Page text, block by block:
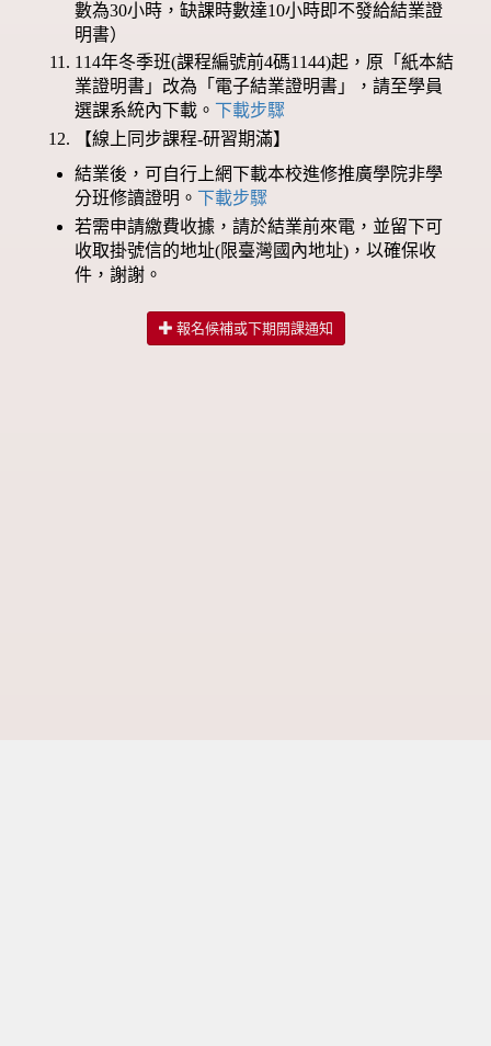
數為30小時，缺課時數達10小時即不發給結業證
明書）
114年冬季班(課程編號前4碼1144)起，原「紙本結
業證明書」改為「電子結業證明書」，請至學員
選課系統內下載。
下載步驟
【線上同步課程-研習期滿】
結業後，可自行上網下載本校進修推廣學院非學
分班修讀證明。
下載步驟
若需申請繳費收據，請於結業前來電，並留下可
收取掛號信的地址(限臺灣國內地址)，以確保收
件，謝謝。
報名候補或下期開課通知